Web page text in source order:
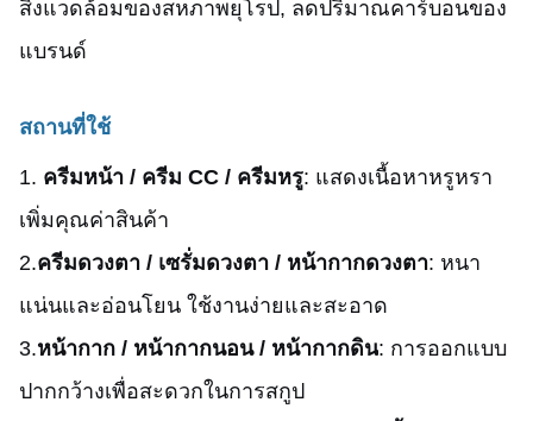
สิ่งแวดล้อมของสหภาพยุโรป, ลดปริมาณคาร์บอนของ
แบรนด์
สถานที่ใช้
1. ครีมหน้า / ครีม CC / ครีมหรู: แสดงเนื้อหาหรูหรา
เพิ่มคุณค่าสินค้า
2.ครีมดวงตา / เซรั่มดวงตา / หน้ากากดวงตา: หนา
แน่นและอ่อนโยน ใช้งานง่ายและสะอาด
3.หน้ากาก / หน้ากากนอน / หน้ากากดิน: การออกแบบ
ปากกว้างเพื่อสะดวกในการสกูป